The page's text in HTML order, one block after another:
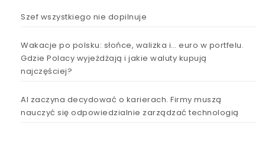
Szef wszystkiego nie dopilnuje
Wakacje po polsku: słońce, walizka i… euro w portfelu.
Gdzie Polacy wyjeżdżają i jakie waluty kupują
najczęściej?
AI zaczyna decydować o karierach. Firmy muszą
nauczyć się odpowiedzialnie zarządzać technologią